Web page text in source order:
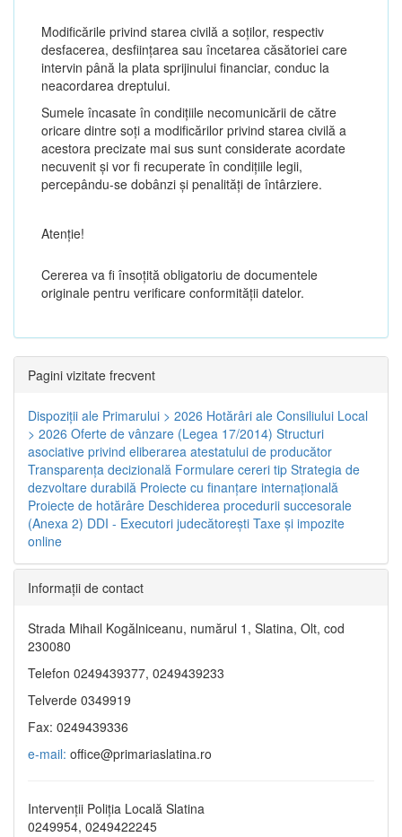
Modificările privind starea civilă a soților, respectiv
desfacerea, desființarea sau încetarea căsătoriei care
intervin până la plata sprijinului financiar, conduc la
neacordarea dreptului.
Sumele încasate în condițiile necomunicării de către
oricare dintre soți a modificărilor privind starea civilă a
acestora precizate mai sus sunt considerate acordate
necuvenit și vor fi recuperate în condițiile legii,
percepându-se dobânzi și penalități de întârziere.
Atenţie!
Cererea va fi însoțită obligatoriu de documentele
originale pentru verificare conformității datelor.
Pagini vizitate frecvent
Dispoziţii ale Primarului > 2026 Hotărâri ale Consiliului Local
> 2026 Oferte de vânzare (Legea 17/2014) Structuri
asociative privind eliberarea atestatului de producător
Transparenţa decizională Formulare cereri tip Strategia de
dezvoltare durabilă Proiecte cu finanţare internaţională
Proiecte de hotărâre Deschiderea procedurii succesorale
(Anexa 2) DDI - Executori judecătorești Taxe şi impozite
online
Informaţii de contact
Strada Mihail Kogălniceanu, numărul 1, Slatina, Olt, cod
230080
Telefon 0249439377, 0249439233
Telverde 0349919
Fax: 0249439336
e-mail: office@primariaslatina.ro
Intervenții Poliția Locală Slatina
0249954, 0249422245